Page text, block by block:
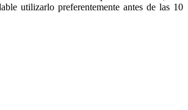
utilizarlo preferentemente antes de las 10